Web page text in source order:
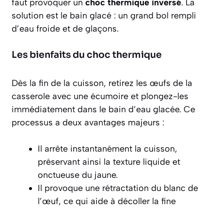
faut provoquer un choc thermique inversé. La
solution est le bain glacé : un grand bol rempli
d’eau froide et de glaçons.
Les bienfaits du choc thermique
Dès la fin de la cuisson, retirez les œufs de la
casserole avec une écumoire et plongez-les
immédiatement dans le bain d’eau glacée. Ce
processus a deux avantages majeurs :
Il arrête instantanément la cuisson,
préservant ainsi la texture liquide et
onctueuse du jaune.
Il provoque une rétractation du blanc de
l’œuf, ce qui aide à décoller la fine